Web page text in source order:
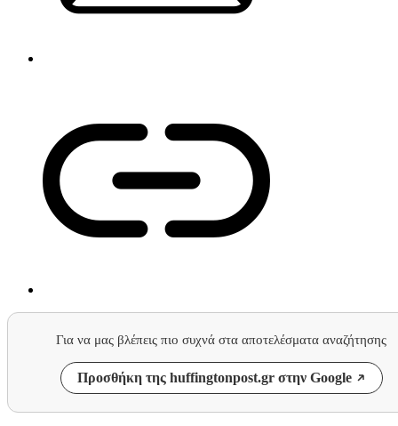
Για να μας βλέπεις πιο συχνά στα αποτελέσματα αναζήτησης
Προσθήκη της huffingtonpost.gr στην Google